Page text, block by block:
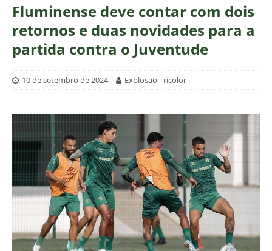
Fluminense deve contar com dois
retornos e duas novidades para a
partida contra o Juventude
10 de setembro de 2024 Explosao Tricolor